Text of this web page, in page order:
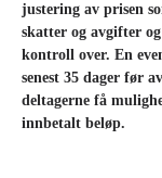
justering av prisen
skatter og avgifter
kontroll over. En
senest 35 dager før
deltagerne få
innbetalt beløp.